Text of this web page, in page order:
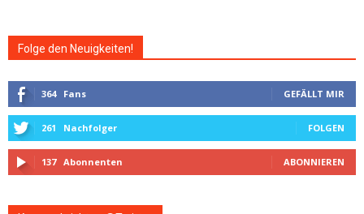
Folge den Neuigkeiten!
364 Fans GEFÄLLT MIR
261 Nachfolger FOLGEN
137 Abonnenten ABONNIEREN